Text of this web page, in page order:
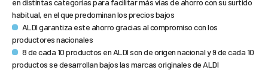
habitual, en el que predominan los precios bajos
ALDI garantiza este ahorro gracias al compromiso con los
productores nacionales
8 de cada 10 productos en ALDI son de origen nacional y 9 de cada 10
productos se desarrollan bajos las marcas originales de ALDI